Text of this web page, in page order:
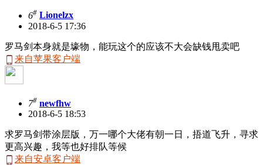
6# Lionelzx
2018-6-5 17:36
罗马剑本身就是壕物，能玩这个的应该不大会缺钱甩卖吧
来自苹果客户端
7# newfhw
2018-6-5 18:53
求罗马剑带涂层版，万一哪个大佬有朝一日，捂道飞升，寻求
更高兴趣，我等也好排队等候
来自安卓客户端